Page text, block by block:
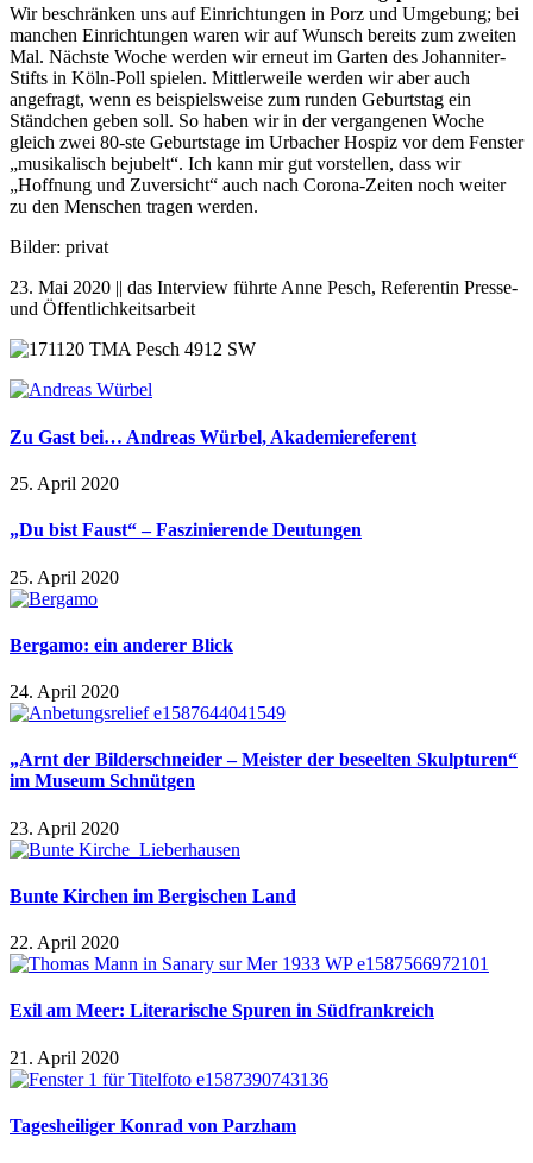
Wir beschränken uns auf Einrichtungen in Porz und Umgebung; bei
manchen Einrichtungen waren wir auf Wunsch bereits zum zweiten
Mal. Nächste Woche werden wir erneut im Garten des Johanniter-
Stifts in Köln-Poll spielen. Mittlerweile werden wir aber auch
angefragt, wenn es beispielsweise zum runden Geburtstag ein
Ständchen geben soll. So haben wir in der vergangenen Woche
gleich zwei 80-ste Geburtstage im Urbacher Hospiz vor dem Fenster
„musikalisch bejubelt“. Ich kann mir gut vorstellen, dass wir
„Hoffnung und Zuversicht“ auch nach Corona-Zeiten noch weiter
zu den Menschen tragen werden.
Bilder: privat
23. Mai 2020 || das Interview führte Anne Pesch, Referentin Presse-
und Öffentlichkeitsarbeit
Zu Gast bei… Andreas Würbel, Akademiereferent
25. April 2020
„Du bist Faust“ – Faszinierende Deutungen
25. April 2020
Bergamo: ein anderer Blick
24. April 2020
„Arnt der Bilderschneider – Meister der beseelten Skulpturen“
im Museum Schnütgen
23. April 2020
Bunte Kirchen im Bergischen Land
22. April 2020
Exil am Meer: Literarische Spuren in Südfrankreich
21. April 2020
Tagesheiliger Konrad von Parzham